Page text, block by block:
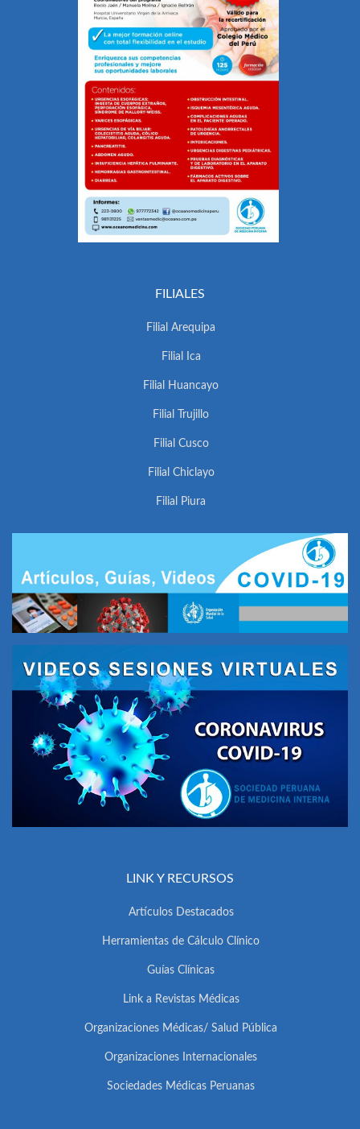
FILIALES
Filial Arequipa
Filial Ica
Filial Huancayo
Filial Trujillo
Filial Cusco
Filial Chiclayo
Filial Piura
LINK Y RECURSOS
Artículos Destacados
Herramientas de Cálculo Clínico
Guías Clínicas
Link a Revistas Médicas
Organizaciones Médicas/ Salud Pública
Organizaciones Internacionales
Sociedades Médicas Peruanas